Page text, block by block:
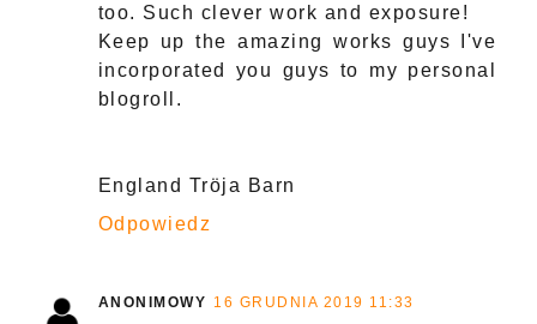
too. Such clever work and exposure!
Keep up the amazing works guys I've
incorporated you guys to my personal
blogroll.
England Tröja Barn
Odpowiedz
ANONIMOWY 16 GRUDNIA 2019 11:33